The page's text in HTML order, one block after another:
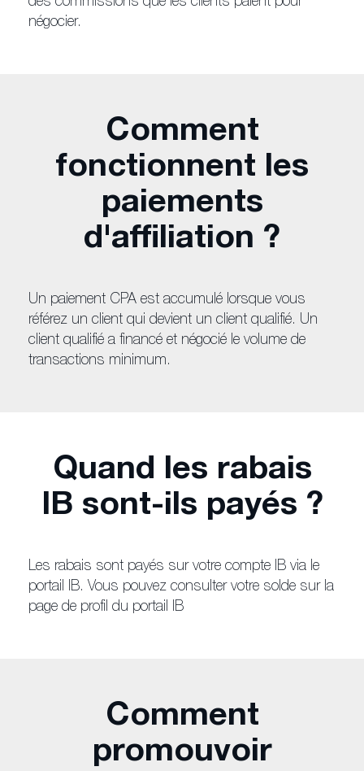
négocier.
Comment
fonctionnent les
paiements
d'affiliation ?
Un paiement CPA est accumulé lorsque vous
référez un client qui devient un client qualifié. Un
client qualifié a financé et négocié le volume de
transactions minimum.
Quand les rabais
IB sont-ils payés ?
Les rabais sont payés sur votre compte IB via le
portail IB. Vous pouvez consulter votre solde sur la
page de profil du portail IB
Comment
promouvoir